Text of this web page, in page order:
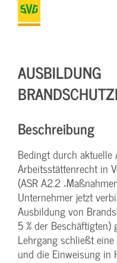
AUSBILDUNG
Beschreibung
Bedingt durch aktuelle
Arbeitsstättenrecht in
(ASR A2.2
Unternehmer jetzt
Ausbildung von
5 % der
Lehrgang schließt
und die Einweisung in